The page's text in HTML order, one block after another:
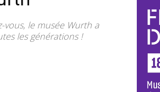
vous, le musée Wurth a
les générations !